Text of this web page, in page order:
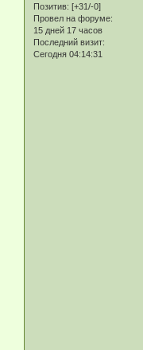
Позитив: [+31/-0]
Провел на форуме:
15 дней 17 часов
Последний визит:
Сегодня 04:14:31